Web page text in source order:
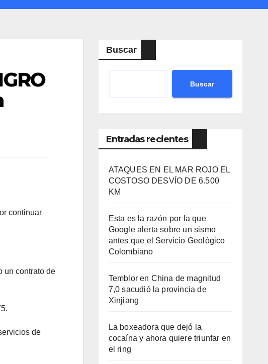
continuar
un contrato de
de
Buscar
Buscar
Entradas recientes
ATAQUES EN EL MAR ROJO EL
COSTOSO DESVÍO DE 6.500
KM
Esta es la razón por la que
Google alerta sobre un sismo
antes que el Servicio Geológico
Colombiano
Temblor en China de magnitud
7,0 sacudió la provincia de
Xinjiang
La boxeadora que dejó la
cocaína y ahora quiere triunfar en
el ring​